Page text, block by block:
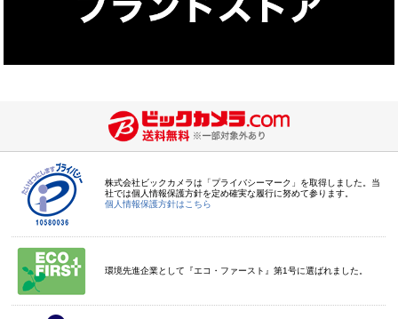
株式会社ビックカメラは「プライバシーマーク」を取得しました。当
社では個人情報保護方針を定め確実な履行に努めて参ります。
個人情報保護方針はこちら
環境先進企業として『エコ・ファースト』第1号に選ばれました。